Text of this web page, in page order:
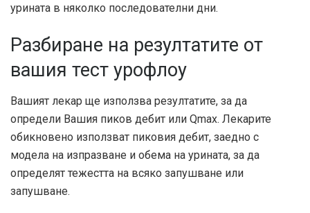
урината в няколко последователни дни.
Разбиране на резултатите от
вашия тест урофлоу
Вашият лекар ще използва резултатите, за да
определи Вашия пиков дебит или Qmax. Лекарите
обикновено използват пиковия дебит, заедно с
модела на изпразване и обема на урината, за да
определят тежестта на всяко запушване или
запушване.